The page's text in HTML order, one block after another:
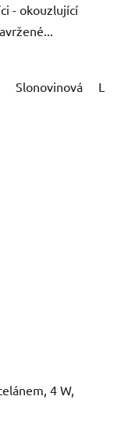
- okouzlující
Slonovinová
4 W,